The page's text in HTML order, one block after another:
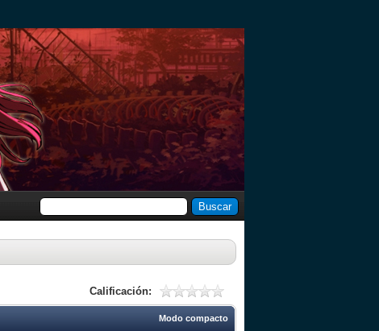
Calificación:
Modo compacto